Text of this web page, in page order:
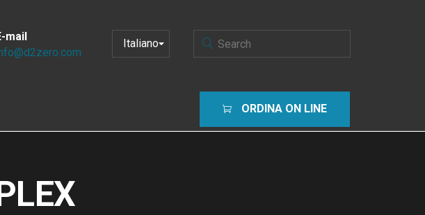
mail
UNA
ORDINA ON LINE